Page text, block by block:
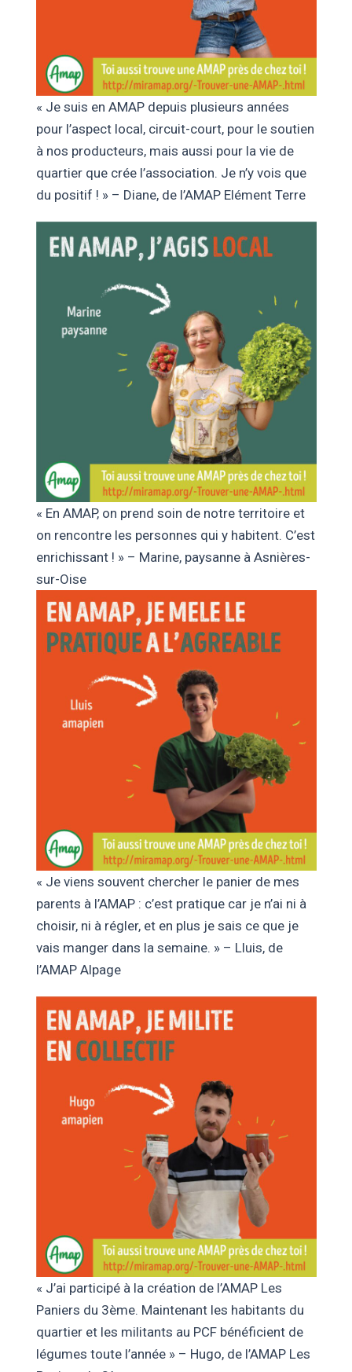
« Je suis en AMAP depuis plusieurs années
pour l’aspect local, circuit-court, pour le soutien
à nos producteurs, mais aussi pour la vie de
quartier que crée l’association. Je n’y vois que
du positif ! » – Diane, de l’AMAP Elément Terre
« En AMAP, on prend soin de notre territoire et
on rencontre les personnes qui y habitent. C’est
enrichissant ! » – Marine, paysanne à Asnières-
sur-Oise
« Je viens souvent chercher le panier de mes
parents à l’AMAP : c’est pratique car je n’ai ni à
choisir, ni à régler, et en plus je sais ce que je
vais manger dans la semaine. » – Lluis, de
l’AMAP Alpage
« J’ai participé à la création de l’AMAP Les
Paniers du 3ème. Maintenant les habitants du
quartier et les militants au PCF bénéficient de
légumes toute l’année » – Hugo, de l’AMAP Les